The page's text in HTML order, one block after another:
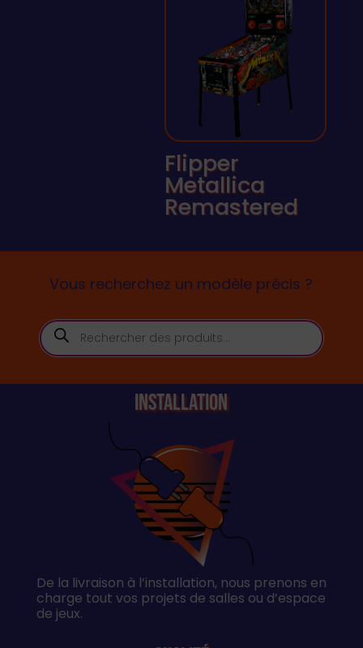
Flipper
Metallica
Remastered
Vous recherchez un modèle précis ?
Recherche
de
produits
Installation
De la livraison à l’installation, nous prenons en
charge tout vos projets de salles ou d’espace
de jeux.